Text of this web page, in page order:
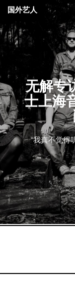
无解专
士上海
“我真不觉得
国外艺人